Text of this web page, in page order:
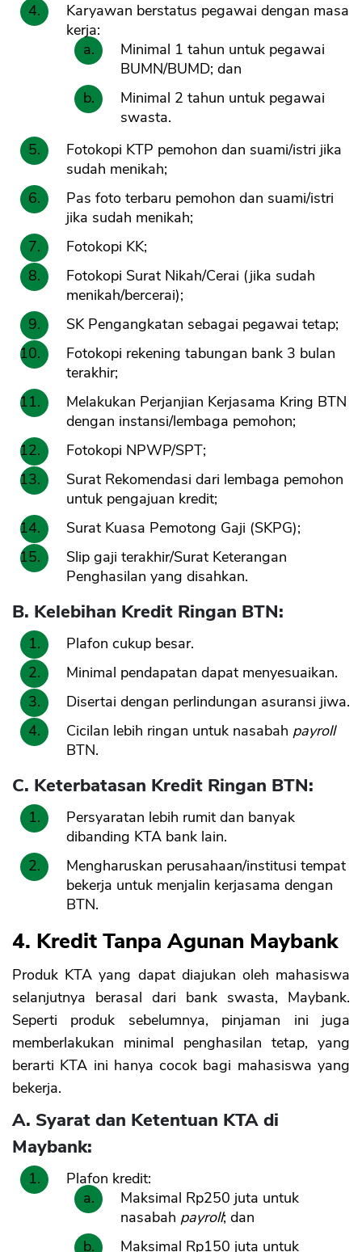
Karyawan berstatus pegawai dengan masa
kerja:
Minimal 1 tahun untuk pegawai
BUMN/BUMD; dan
Minimal 2 tahun untuk pegawai
swasta.
Fotokopi KTP pemohon dan suami/istri jika
sudah menikah;
Pas foto terbaru pemohon dan suami/istri
jika sudah menikah;
Fotokopi KK;
Fotokopi Surat Nikah/Cerai (jika sudah
menikah/bercerai);
SK Pengangkatan sebagai pegawai tetap;
Fotokopi rekening tabungan bank 3 bulan
terakhir;
Melakukan Perjanjian Kerjasama Kring BTN
dengan instansi/lembaga pemohon;
Fotokopi NPWP/SPT;
Surat Rekomendasi dari lembaga pemohon
untuk pengajuan kredit;
Surat Kuasa Pemotong Gaji (SKPG);
Slip gaji terakhir/Surat Keterangan
Penghasilan yang disahkan.
B. Kelebihan Kredit Ringan BTN:
Plafon cukup besar.
Minimal pendapatan dapat menyesuaikan.
Disertai dengan perlindungan asuransi jiwa.
Cicilan lebih ringan untuk nasabah payroll
BTN.
C. Keterbatasan Kredit Ringan BTN:
Persyaratan lebih rumit dan banyak
dibanding KTA bank lain.
Mengharuskan perusahaan/institusi tempat
bekerja untuk menjalin kerjasama dengan
BTN.
4. Kredit Tanpa Agunan Maybank
Produk KTA yang dapat diajukan oleh mahasiswa
selanjutnya berasal dari bank swasta, Maybank.
Seperti produk sebelumnya, pinjaman ini juga
memberlakukan minimal penghasilan tetap, yang
berarti KTA ini hanya cocok bagi mahasiswa yang
bekerja.
A. Syarat dan Ketentuan KTA di
Maybank:
Plafon kredit:
Maksimal Rp250 juta untuk
nasabah payroll; dan
Maksimal Rp150 juta untuk